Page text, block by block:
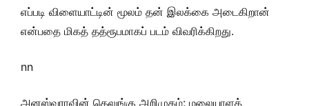
எப்படி விளையாட்டின் மூலம் தன் இலக்கை அடைகிறான்
என்பதை மிகத் தத்ரூபமாகப் படம் விவரிக்கிறது.
nn
அனஸ்வராவின் தெலுங்கு அறிமுகம்: மலையாளத்